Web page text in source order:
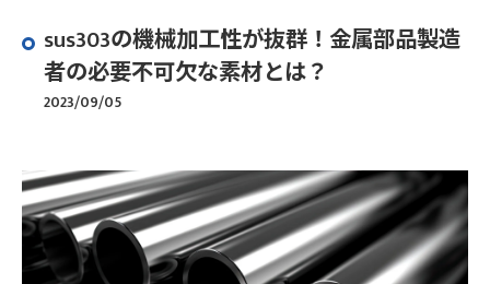
sus303の機械加工性が抜群！金属部品製造
者の必要不可欠な素材とは？
2023/09/05